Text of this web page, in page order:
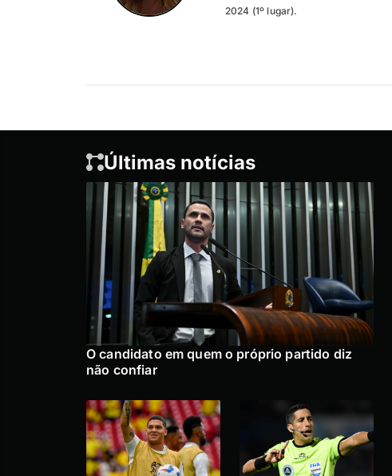
2024 (1º lugar).
Últimas notícias
O candidato em quem o próprio partido diz
não confiar